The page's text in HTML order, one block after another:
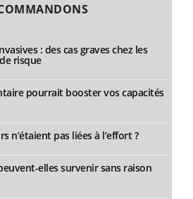
: des cas graves chez les
risque
pourrait booster vos capacités
n’étaient pas liées à l’effort ?
elles survenir sans raison